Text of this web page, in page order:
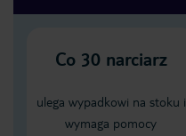
Co 30 narciarz
ulega wypadkowi na stoku i
wymaga pomocy